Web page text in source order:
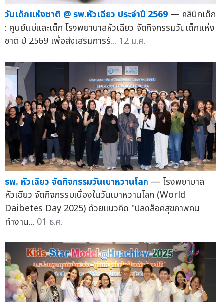
วันเด็กแห่งชาติ @ รพ.หัวเฉียว ประจำปี 2569 — คลินิกเด็ก
: ศูนย์แม่และเด็ก โรงพยาบาลหัวเฉียว จัดกิจกรรมวันเด็กแห่ง
ชาติ ปี 2569 เพื่อส่งเสริมการรั... 12 ม.ค.
รพ. หัวเฉียว จัดกิจกรรมวันเบาหวานโลก — โรงพยาบาล
หัวเฉียว จัดกิจกรรมเนื่องในวันเบาหวานโลก (World
Daibetes Day 2025) ด้วยแนวคิด "ปลดล็อคสุขภาพคน
ทำงาน... 01 ธ.ค.